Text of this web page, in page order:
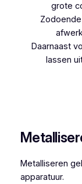
grote
Daarnaast
lassen
Metalliseren
apparatuur.